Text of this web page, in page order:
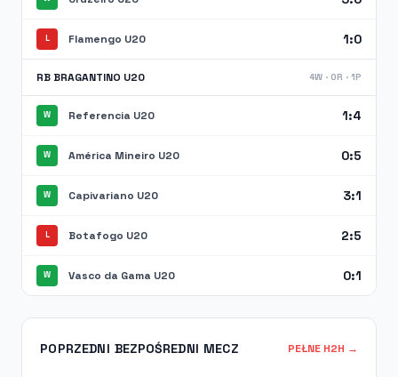
L Flamengo U20 1:0
RB BRAGANTINO U20 4W · 0R · 1P
W Referencia U20 1:4
W América Mineiro U20 0:5
W Capivariano U20 3:1
L Botafogo U20 2:5
W Vasco da Gama U20 0:1
POPRZEDNI BEZPOŚREDNI MECZ PEŁNE H2H →